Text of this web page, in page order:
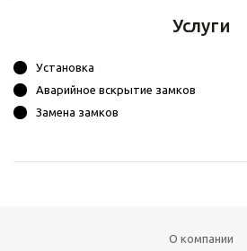
Услуги
Установка
Аварийное вскрытие замков
Замена замков
О компании